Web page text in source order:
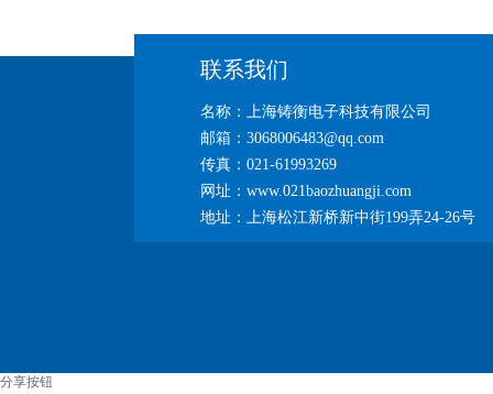
联系我们
名称：上海铸衡电子科技有限公司
邮箱：3068006483@qq.com
传真：021-61993269
网址：www.021baozhuangji.com
地址：上海松江新桥新中街199弄24-26号
分享按钮